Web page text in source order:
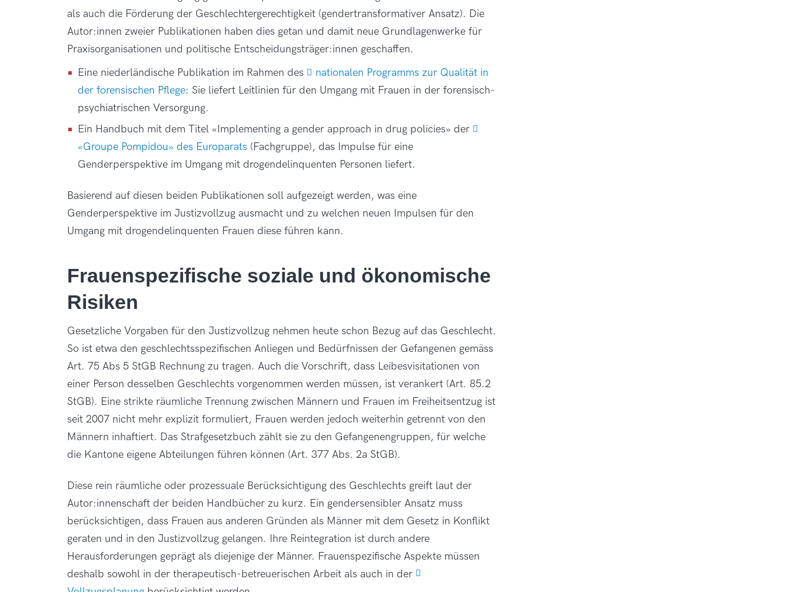
als auch die Förderung der Geschlechtergerechtigkeit (gendertransformativer Ansatz). Die
Autor:innen zweier Publikationen haben dies getan und damit neue Grundlagenwerke für
Praxisorganisationen und politische Entscheidungsträger:innen geschaffen.
Eine niederländische Publikation im Rahmen des
nationalen Programms zur Qualität in
der forensischen Pflege: Sie liefert Leitlinien für den Umgang mit Frauen in der forensisch-
psychiatrischen Versorgung.
Ein Handbuch mit dem Titel «Implementing a gender approach in drug policies» der
«Groupe Pompidou» des Europarats (Fachgruppe), das Impulse für eine
Genderperspektive im Umgang mit drogendelinquenten Personen liefert.
Basierend auf diesen beiden Publikationen soll aufgezeigt werden, was eine
Genderperspektive im Justizvollzug ausmacht und zu welchen neuen Impulsen für den
Umgang mit drogendelinquenten Frauen diese führen kann.
Frauenspezifische soziale und ökonomische
Risiken
Gesetzliche Vorgaben für den Justizvollzug nehmen heute schon Bezug auf das Geschlecht.
So ist etwa den geschlechtsspezifischen Anliegen und Bedürfnissen der Gefangenen gemäss
Art. 75 Abs 5 StGB Rechnung zu tragen. Auch die Vorschrift, dass Leibesvisitationen von
einer Person desselben Geschlechts vorgenommen werden müssen, ist verankert (Art. 85.2
StGB). Eine strikte räumliche Trennung zwischen Männern und Frauen im Freiheitsentzug ist
seit 2007 nicht mehr explizit formuliert, Frauen werden jedoch weiterhin getrennt von den
Männern inhaftiert. Das Strafgesetzbuch zählt sie zu den Gefangenengruppen, für welche
die Kantone eigene Abteilungen führen können (Art. 377 Abs. 2a StGB).
Diese rein räumliche oder prozessuale Berücksichtigung des Geschlechts greift laut der
Autor:innenschaft der beiden Handbücher zu kurz. Ein gendersensibler Ansatz muss
berücksichtigen, dass Frauen aus anderen Gründen als Männer mit dem Gesetz in Konflikt
geraten und in den Justizvollzug gelangen. Ihre Reintegration ist durch andere
Herausforderungen geprägt als diejenige der Männer. Frauenspezifische Aspekte müssen
deshalb sowohl in der therapeutisch-betreuerischen Arbeit als auch in der